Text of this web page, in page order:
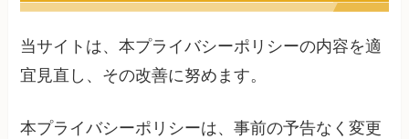
当サイトは、本プライバシーポリシーの内容を適
宜見直し、その改善に努めます。
本プライバシーポリシーは、事前の予告なく変更